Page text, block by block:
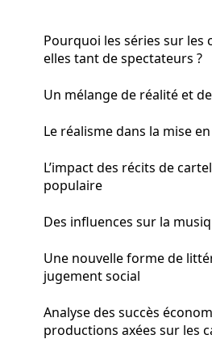
Pourquoi les séries sur les
elles tant de spectateurs ?
Un mélange de réalité et
Le réalisme dans la mise
L’impact des récits de
populaire
Des influences sur la
Une nouvelle forme de
jugement social
Analyse des succès
productions axées sur les